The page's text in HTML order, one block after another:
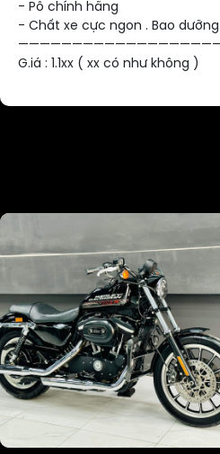
- Pô chính hãng
- Chất xe cực ngon . Bao
G.iá : 1.1xx ( xx có như không )